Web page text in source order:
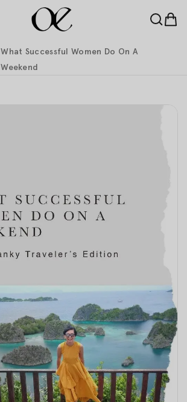
What Successful Women Do On A
Weekend